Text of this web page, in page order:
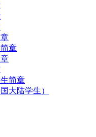
章
简章
大陆学生）